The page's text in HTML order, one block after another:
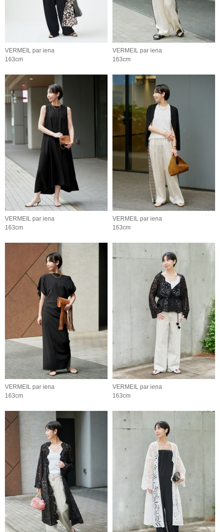
VERMEIL par iena
163cm
VERMEIL par iena
163cm
VERMEIL par iena
163cm
VERMEIL par iena
163cm
VERMEIL par iena
163cm
VERMEIL par iena
163cm